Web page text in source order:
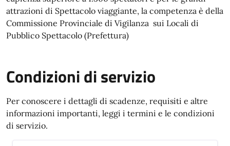
attrazioni di Spettacolo viaggiante, la competenza è della
Commissione Provinciale di Vigilanza sui Locali di
Pubblico Spettacolo (Prefettura)
Condizioni di servizio
Per conoscere i dettagli di scadenze, requisiti e altre
informazioni importanti, leggi i termini e le condizioni
di servizio.